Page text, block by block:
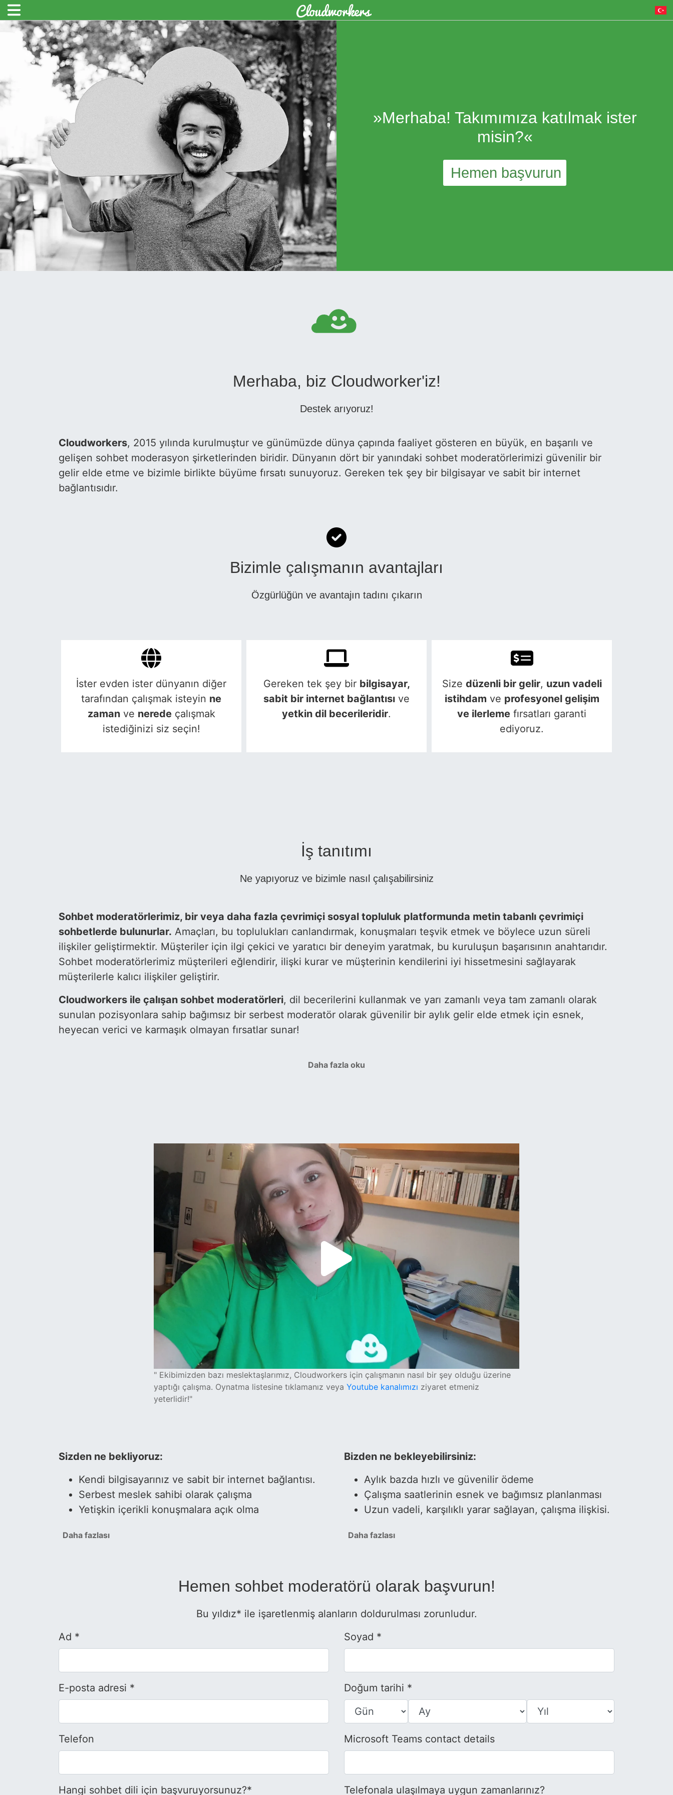
»Merhaba! Takımımıza katılmak ister
misin?«
Hemen başvurun
Merhaba, biz Cloudworker'iz!
Destek arıyoruz!
Cloudworkers, 2015 yılında kurulmuştur ve günümüzde dünya çapında faaliyet gösteren en büyük, en başarılı ve
gelişen sohbet moderasyon şirketlerinden biridir. Dünyanın dört bir yanındaki sohbet moderatörlerimizi güvenilir bir
gelir elde etme ve bizimle birlikte büyüme fırsatı sunuyoruz. Gereken tek şey bir bilgisayar ve sabit bir internet
bağlantısıdır.
Bizimle çalışmanın avantajları
Özgürlüğün ve avantajın tadını çıkarın
İster evden ister dünyanın diğer
tarafından çalışmak isteyin ne
zamanve neredeçalışmak
istediğinizi siz seçin!
Gereken tek şey bir bilgisayar,
sabit bir internet bağlantısı ve
yetkin dil becerileridir.
Size düzenli bir gelir, uzun vadeli
istihdam ve profesyonel gelişim
ve ilerleme fırsatları garanti
ediyoruz.
İş tanıtımı
Ne yapıyoruz ve bizimle nasıl çalışabilirsiniz
Sohbet moderatörlerimiz, bir veya daha fazla çevrimiçi sosyal topluluk platformunda metin tabanlı çevrimiçi
sohbetlerde bulunurlar. Amaçları, bu toplulukları canlandırmak, konuşmaları teşvik etmek ve böylece uzun süreli
ilişkiler geliştirmektir. Müşteriler için ilgi çekici ve yaratıcı bir deneyim yaratmak, bu kuruluşun başarısının anahtarıdır.
Sohbet moderatörlerimiz müşterileri eğlendirir, ilişki kurar ve müşterinin kendilerini iyi hissetmesini sağlayarak
müşterilerle kalıcı ilişkiler geliştirir.
Cloudworkers ile çalışan sohbet moderatörleri, dil becerilerini kullanmak ve yarı zamanlı veya tam zamanlı olarak
sunulan pozisyonlara sahip bağımsız bir serbest moderatör olarak güvenilir bir aylık gelir elde etmek için esnek,
heyecan verici ve karmaşık olmayan fırsatlar sunar!
Daha fazla oku
" Ekibimizden bazı meslektaşlarımız, Cloudworkers için çalışmanın nasıl bir şey olduğu üzerine
yaptığı çalışma. Oynatma listesine tıklamanız veya Youtube kanalımızı ziyaret etmeniz
yeterlidir!"
Sizden ne bekliyoruz:
Kendi bilgisayarınız ve sabit bir internet bağlantısı.
Serbest meslek sahibi olarak çalışma
Yetişkin içerikli konuşmalara açık olma
Daha fazlası
Bizden ne bekleyebilirsiniz:
Aylık bazda hızlı ve güvenilir ödeme
Çalışma saatlerinin esnek ve bağımsız planlanması
Uzun vadeli, karşılıklı yarar sağlayan, çalışma ilişkisi.
Daha fazlası
Hemen sohbet moderatörü olarak başvurun!
Bu yıldız* ile işaretlenmiş alanların doldurulması zorunludur.
Ad *
Soyad *
E-posta adresi * Doğum tarihi *
Telefon Microsoft Teams contact details
Hangi sohbet dili için başvuruyorsunuz?* Telefonala ulaşılmaya uygun zamanlarınız?